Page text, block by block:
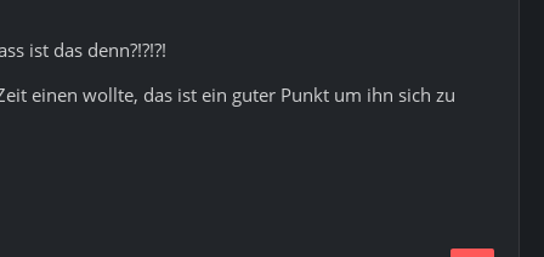
ist das denn?!?!?!
einen wollte, das ist ein guter Punkt um ihn sich zu